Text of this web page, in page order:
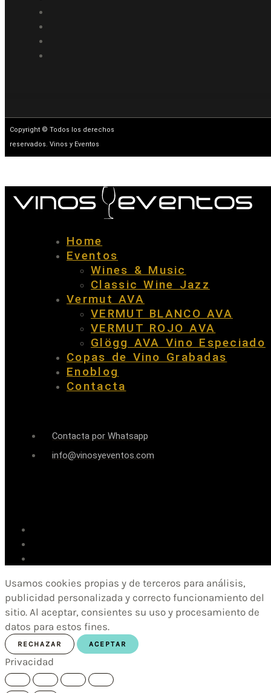
Copyright © Todos los derechos
reservados. Vinos y Eventos
Home
Eventos
Wines & Music
Classic Wine Jazz
Vermut AVA
VERMUT BLANCO AVA
VERMUT ROJO AVA
Glögg AVA Vino Especiado
Copas de Vino Grabadas
Enoblog
Contacta
Contacta por Whatsapp
info@vinosyeventos.com
Usamos cookies propias y de terceros para análisis,
publicidad personalizada y correcto funcionamiento del
sitio. Al aceptar, consientes su uso y procesamiento de
datos para estos fines.
RECHAZAR ACEPTAR
Privacidad